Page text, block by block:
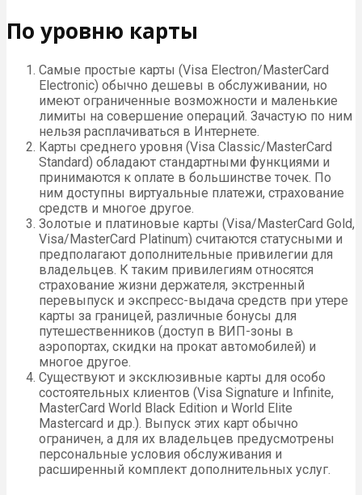
По уровню карты
Самые простые карты (Visa Electron/MasterCard
Electronic) обычно дешевы в обслуживании, но
имеют ограниченные возможности и маленькие
лимиты на совершение операций. Зачастую по ним
нельзя расплачиваться в Интернете.
Карты среднего уровня (Visa Classic/MasterCard
Standard) обладают стандартными функциями и
принимаются к оплате в большинстве точек. По
ним доступны виртуальные платежи, страхование
средств и многое другое.
Золотые и платиновые карты (Visa/MasterCard Gold,
Visa/MasterCard Platinum) считаются статусными и
предполагают дополнительные привилегии для
владельцев. К таким привилегиям относятся
страхование жизни держателя, экстренный
перевыпуск и экспресс-выдача средств при утере
карты за границей, различные бонусы для
путешественников (доступ в ВИП-зоны в
аэропортах, скидки на прокат автомобилей) и
многое другое.
Существуют и эксклюзивные карты для особо
состоятельных клиентов (Visa Signature и Infinite,
MasterCard World Black Edition и World Elite
Mastercard и др.). Выпуск этих карт обычно
ограничен, а для их владельцев предусмотрены
персональные условия обслуживания и
расширенный комплект дополнительных услуг.